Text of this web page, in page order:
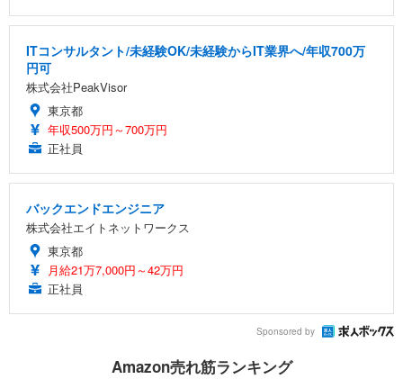
ITコンサルタント/未経験OK/未経験からIT業界へ/年収700万
円可
株式会社PeakVisor
東京都
年収500万円～700万円
正社員
バックエンドエンジニア
株式会社エイトネットワークス
東京都
月給21万7,000円～42万円
正社員
Sponsored by
Amazon売れ筋ランキング